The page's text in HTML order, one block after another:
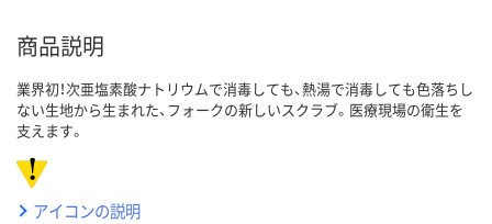
商品説明
業界初！次亜塩素酸ナトリウムで消毒しても、熱湯で消毒しても色落ちし
ない生地から生まれた、フォークの新しいスクラブ。医療現場の衛生を
支えます。
アイコンの説明